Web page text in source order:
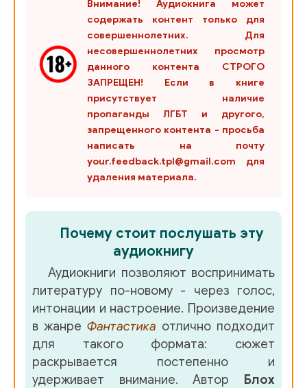
Внимание! Аудиокнига может
содержать контент только для
совершеннолетних. Для
несовершеннолетних просмотр
данного контента СТРОГО
ЗАПРЕЩЕН! Если в книге
присутствует наличие
пропаганды ЛГБТ и другого,
запрещенного контента - просьба
написать на почту
your.feedback.tpl@gmail.com для
удаления материала.
Почему стоит послушать эту
аудиокнигу
Аудиокниги позволяют воспринимать
литературу по-новому - через голос,
интонации и настроение. Произведение
в жанре Фантастика отлично подходит
для такого формата: сюжет
раскрывается постепенно и
удерживает внимание. Автор Блох